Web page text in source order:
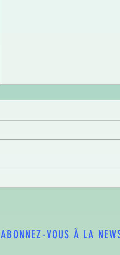
ABONNEZ-VOUS À LA